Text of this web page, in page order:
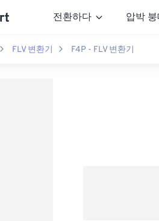
전환하다 압박
FLV 변환기 F4P - FLV 변환기